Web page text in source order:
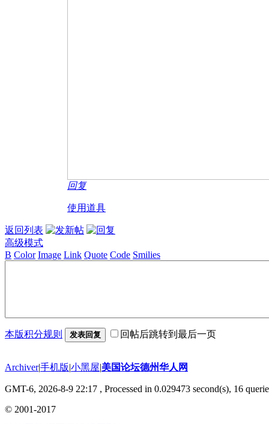
回复
使用道具
返回列表
高级模式
B Color Image Link Quote Code Smilies
本版积分规则 发表回复 回帖后跳转到最后一页
Archiver|手机版|小黑屋|美国论坛德州华人网
GMT-6, 2026-8-9 22:17 , Processed in 0.029473 second(s), 16
© 2001-2017